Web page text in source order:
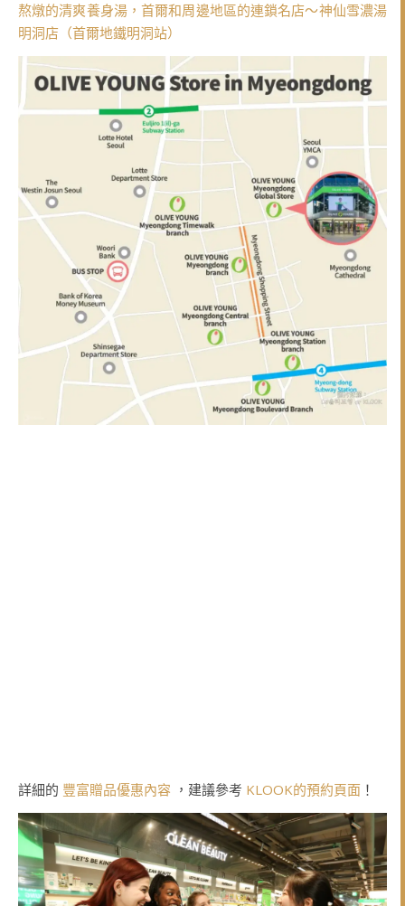
熬燉的清爽養身湯，首爾和周邊地區的連鎖名店～神仙雪濃湯
明洞店（首爾地鐵明洞站）
詳細的 豐富贈品優惠內容 ，建議參考 KLOOK的預約頁面 ！